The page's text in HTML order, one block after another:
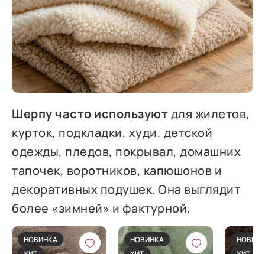
Шерпу часто используютдля жилетов,
курток, подкладки, худи, детской
одежды, пледов, покрывал, домашних
тапочек, воротников, капюшонов и
декоративных подушек. Она выглядит
более «зимней» и фактурной.
НОВИНКА
НОВИНКА